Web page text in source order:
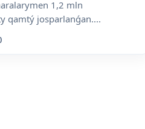
1,2 mln
qamtý josparlanǵan....